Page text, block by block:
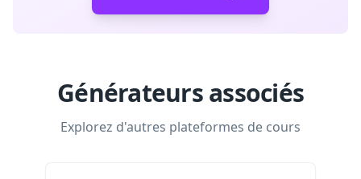
Générateurs associés
Explorez d'autres plateformes de cours